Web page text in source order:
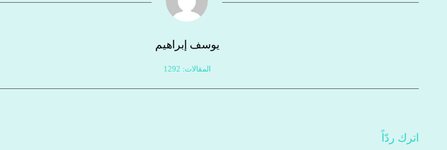
يوسف إبراهيم
المقالات: 1292
اترك ردّاً